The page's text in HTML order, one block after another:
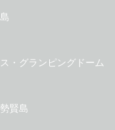
・グランピングドーム
賢島